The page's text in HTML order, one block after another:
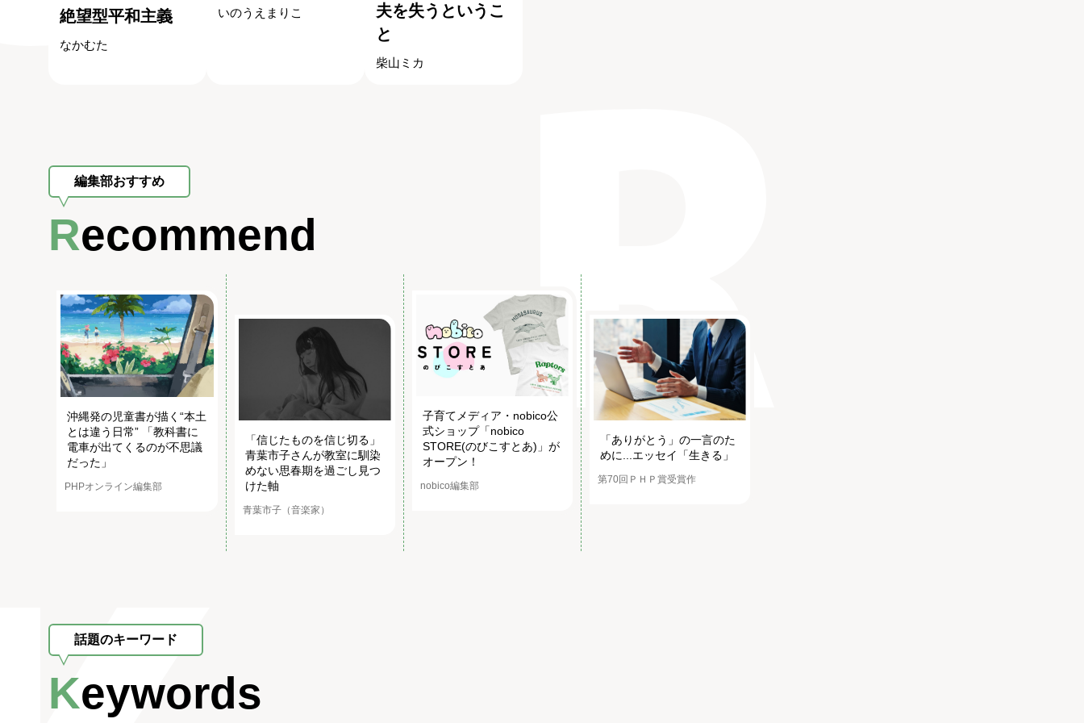
絶望型平和主義
なかむた
いのうえまりこ
夫を失うというこ
と
柴山ミカ
編集部おすすめ
Recommend
沖縄発の児童書が描く“本土
とは違う日常” 「教科書に
電車が出てくるのが不思議
だった」
PHPオンライン編集部
「信じたものを信じ切る」
青葉市子さんが教室に馴染
めない思春期を過ごし見つ
けた軸
青葉市子（音楽家）
子育てメディア・nobico公
式ショップ「nobico
STORE(のびこすとあ)」が
オープン！
nobico編集部
「ありがとう」の一言のた
めに...エッセイ「生きる」
第70回ＰＨＰ賞受賞作
話題のキーワード
Keywords